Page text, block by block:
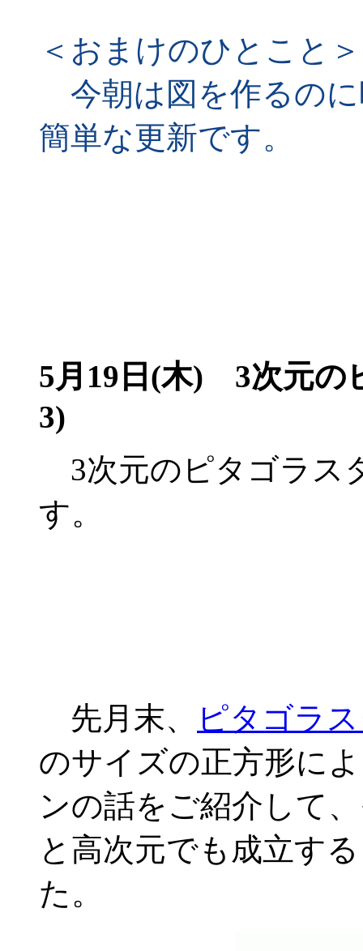
＜おまけのひとこと＞
今朝は図を作るの
簡単な更新です。
5月19日(木) 3次元の
3)
3次元のピタゴラス
す。
先月末、
ピタゴラ
のサイズの正方形に
ンの話をご紹介して
と高次元でも成立す
た。